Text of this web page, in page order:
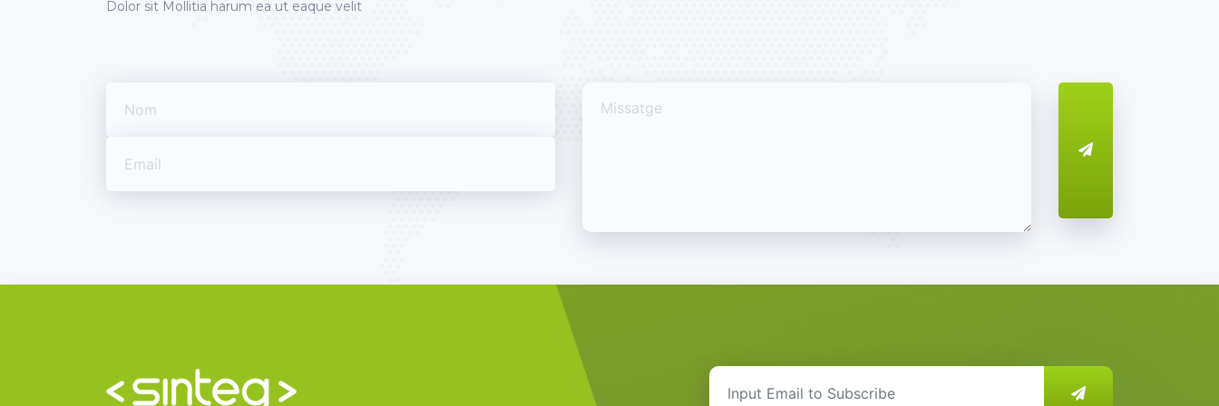
Dolor sit Mollitia harum ea ut eaque velit